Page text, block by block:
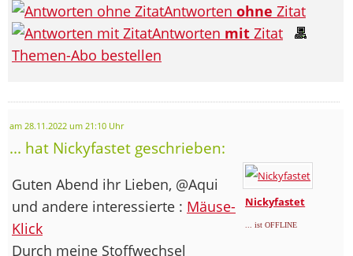
Antworten ohne Zitat
Antworten mit Zitat
Themen-Abo bestellen
am 28.11.2022 um 21:10 Uhr
... hat Nickyfastet geschrieben:
Nickyfastet
... ist OFFLINE
Guten Abend ihr Lieben, @Aqui
und andere interessierte : Mäuse-
Klick
Durch meine Stoffwechsel